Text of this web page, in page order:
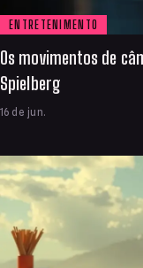
ENTRETENIMENTO
Os movimentos de
Spielberg
16 de jun.